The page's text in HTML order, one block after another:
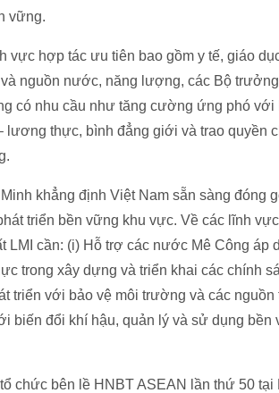
vững.
hợp tác ưu tiên bao gồm y tế, giáo
nguồn nước, năng lượng, các Bộ trưởng
có nhu cầu như tăng cường ứng phó với
thực, bình đẳng giới và trao quyền
khẳng định Việt Nam sẵn sàng đóng
triển bền vững khu vực. Về các lĩnh
cần: (i) Hỗ trợ các nước Mê Công áp
trong xây dựng và triển khai các chính
triển với bảo vệ môi trường và các nguồn
biến đổi khí hậu, quản lý và sử dụng bền
chức bên lề HNBT ASEAN lần thứ 50 tại